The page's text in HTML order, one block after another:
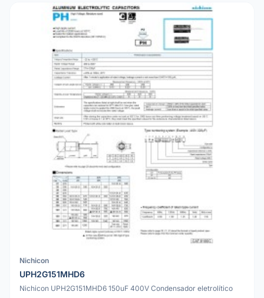
Nichicon
UPH2G151MHD6
Nichicon UPH2G151MHD6 150uF 400V Condensador eletrolítico